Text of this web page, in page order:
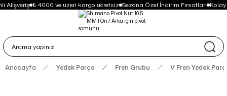
Alışveriş ₺ 4000 ve üzeri kargo ücretsiz Sezona Özel İndirim Fırsatları Kolay
Anasayfa Yedek Parça Fren Grubu V Fren Yedek